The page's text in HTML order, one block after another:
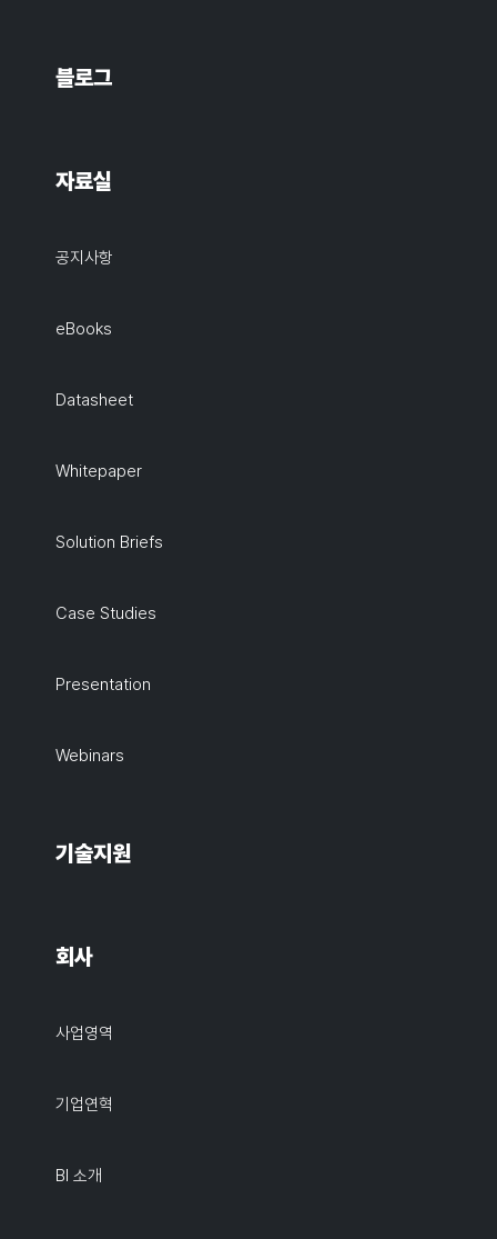
블로그
자료실
공지사항
eBooks
Datasheet
Whitepaper
Solution Briefs
Case Studies
Presentation
Webinars
기술지원
회사
사업영역
기업연혁
BI 소개